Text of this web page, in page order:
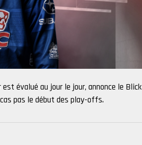
évalué au jour le jour, annonce le Blick
pas le début des play-offs.